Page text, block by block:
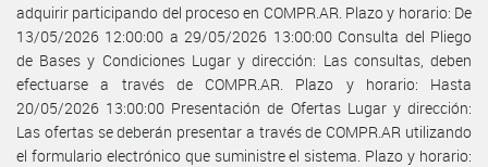
adquirir participando del proceso en COMPR.AR. Plazo y horario: De
13/05/2026 12:00:00 a 29/05/2026 13:00:00 Consulta del Pliego
de Bases y Condiciones Lugar y dirección: Las consultas, deben
efectuarse a través de COMPR.AR. Plazo y horario: Hasta
20/05/2026 13:00:00 Presentación de Ofertas Lugar y dirección:
Las ofertas se deberán presentar a través de COMPR.AR utilizando
el formulario electrónico que suministre el sistema. Plazo y horario: